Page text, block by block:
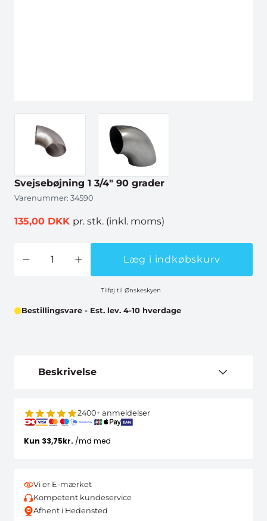
Svejsebøjning 1 3/4" 90 grader
Varenummer: 34590
135,00 DKK pr. stk. (inkl. moms)
Læg i indkøbskurv
Tilføj til Ønskeskyen
Bestillingsvare - Est. lev. 4-10 hverdage
Beskrivelse
2400+ anmeldelser
Vi er E-mærket
Kompetent kundeservice
Afhent i Hedensted